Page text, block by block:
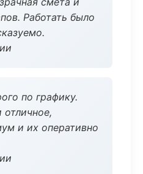
Работать было
по графику.
отличное,
и их оперативно